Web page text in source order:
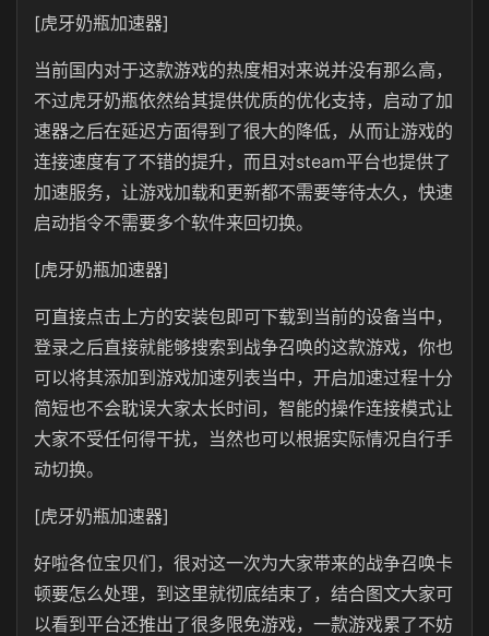
[虎牙奶瓶加速器]
当前国内对于这款游戏的热度相对来说并没有那么高，
不过虎牙奶瓶依然给其提供优质的优化支持，启动了加
速器之后在延迟方面得到了很大的降低，从而让游戏的
连接速度有了不错的提升，而且对steam平台也提供了
加速服务，让游戏加载和更新都不需要等待太久，快速
启动指令不需要多个软件来回切换。
[虎牙奶瓶加速器]
可直接点击上方的安装包即可下载到当前的设备当中，
登录之后直接就能够搜索到战争召唤的这款游戏，你也
可以将其添加到游戏加速列表当中，开启加速过程十分
简短也不会耽误大家太长时间，智能的操作连接模式让
大家不受任何得干扰，当然也可以根据实际情况自行手
动切换。
[虎牙奶瓶加速器]
好啦各位宝贝们，很对这一次为大家带来的战争召唤卡
顿要怎么处理，到这里就彻底结束了，结合图文大家可
以看到平台还推出了很多限免游戏，一款游戏累了不妨